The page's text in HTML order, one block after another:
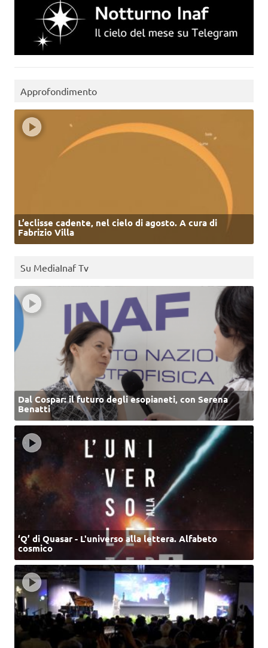
Approfondimento
L’eclisse cadente, nel cielo di agosto. A cura di
Fabrizio Villa
Su MediaInaf Tv
Dal Cospar: il futuro degli esopianeti, con Serena
Benatti
‘Q’ di Quasar - L'universo alla lettera. Alfabeto
cosmico